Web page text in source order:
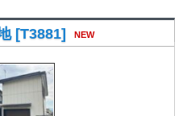
[T3881] NEW